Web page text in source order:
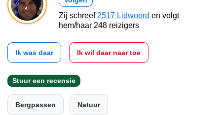
Zij schreef 2517 Lidwoord en volgt
hem/haar 248 reizigers
Ik was daar Ik wil daar naar toe
Stuur een recensie
Bergpassen Natuur